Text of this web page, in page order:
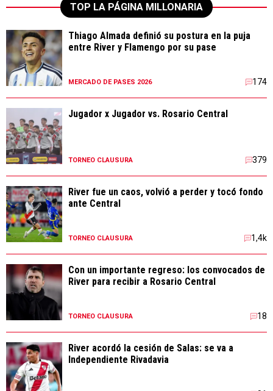
TOP LA PÁGINA MILLONARIA
Thiago Almada definió su postura en la puja
entre River y Flamengo por su pase
MERCADO DE PASES 2026 174
Jugador x Jugador vs. Rosario Central
TORNEO CLAUSURA 379
River fue un caos, volvió a perder y tocó fondo
ante Central
TORNEO CLAUSURA 1,4k
Con un importante regreso: los convocados de
River para recibir a Rosario Central
TORNEO CLAUSURA 18
River acordó la cesión de Salas: se va a
Independiente Rivadavia